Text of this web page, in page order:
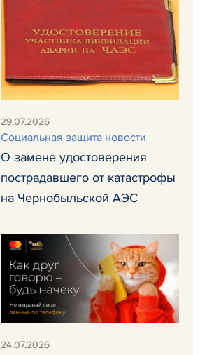
29.07.2026
Социальная защита новости
О замене удостоверения
пострадавшего от катастрофы
на Чернобыльской АЭС
24.07.2026